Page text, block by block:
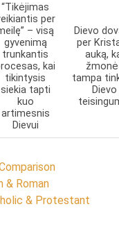
“Tikėjimas
per
– visą
gyvenimą
trunkantis
kai
tikintysis
siekia tapti
kuo
artimesnis
Dievui
Dievo
per
auką,
tampa
Dievo
& Roman
& Protestant